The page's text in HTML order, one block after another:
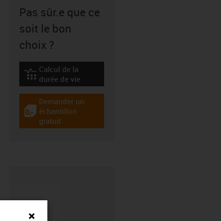
Pas sûr.e que ce
soit le bon
choix ?
igus-icon-lebensdauerrechner
Calcul de la
durée de vie
igus-icon-gratismuster
Demander un
échantillon
gratuit